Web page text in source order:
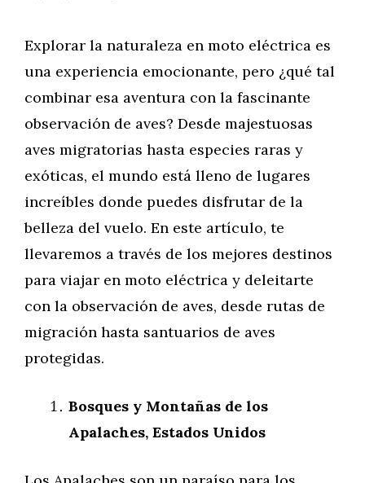
Explorar la naturaleza en moto eléctrica es
una experiencia emocionante, pero ¿qué tal
combinar esa aventura con la fascinante
observación de aves? Desde majestuosas
aves migratorias hasta especies raras y
exóticas, el mundo está lleno de lugares
increíbles donde puedes disfrutar de la
belleza del vuelo. En este artículo, te
llevaremos a través de los mejores destinos
para viajar en moto eléctrica y deleitarte
con la observación de aves, desde rutas de
migración hasta santuarios de aves
protegidas.
Bosques y Montañas de los
Apalaches, Estados Unidos